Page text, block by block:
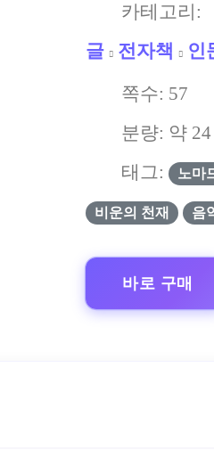
카테고리:
글
전자책 인
쪽수: 57
분량: 약 24
태그:
노마
비운의 천재 음
바로 구매